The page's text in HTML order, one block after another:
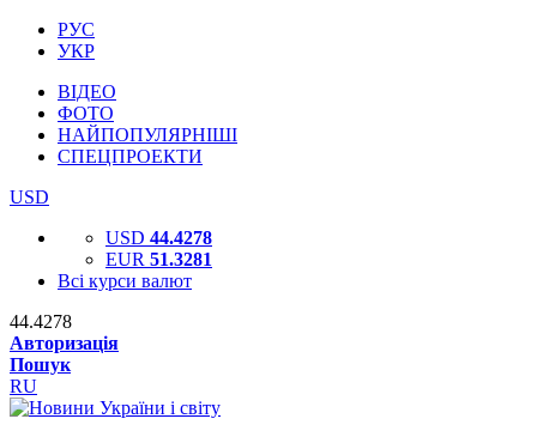
РУС
УКР
ВІДЕО
ФОТО
НАЙПОПУЛЯРНІШІ
СПЕЦПРОЕКТИ
USD
USD 44.4278
EUR 51.3281
Всі курси валют
44.4278
Авторизація
Пошук
RU